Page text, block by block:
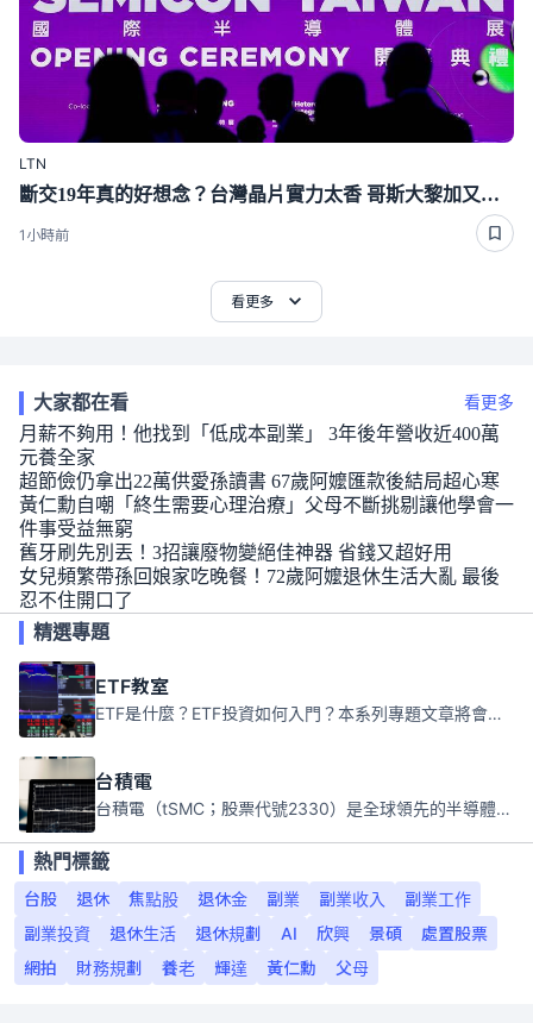
LTN
斷交19年真的好想念？台灣晶片實力太香 哥斯大黎加又要來台了
1小時前
看更多
大家都在看 看更多
月薪不夠用！他找到「低成本副業」 3年後年營收近400萬
元養全家
超節儉仍拿出22萬供愛孫讀書 67歲阿嬤匯款後結局超心寒
黃仁勳自嘲「終生需要心理治療」父母不斷挑剔讓他學會一
件事受益無窮
舊牙刷先別丟！3招讓廢物變絕佳神器 省錢又超好用
女兒頻繁帶孫回娘家吃晚餐！72歲阿嬤退休生活大亂 最後
忍不住開口了
精選專題
ETF教室
ETF是什麼？ETF投資如何入門？本系列專題文章將會告訴你新手必須知道的ETF基礎知識。
台積電
台積電（tSMC；股票代號2330）是全球領先的半導體代工公司，成立於1987年，總部位於台灣新竹。且已於美國、日本、德國及中國設廠，台積電是全球首家專業積體電路製造服務公司，也是全球最先進和最大規模的半導體代工廠。
熱門標籤
台股
退休 焦點股 退休金 副業 副業收入
副業工作
副業投資
退休生活 退休規劃 AI 欣興 景碩
處置股票
網拍
財務規劃 養老 輝達 黃仁勳 父母